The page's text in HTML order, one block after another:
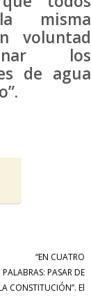
misma
voluntad
los
de agua
“EN CUATRO
PALABRAS: PASAR DE
CONSTITUCIÓN”. El